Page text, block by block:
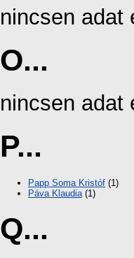
nincsen adat
O...
nincsen adat
P...
Papp Soma Kristóf (1)
Páva Klaudia (1)
Q...